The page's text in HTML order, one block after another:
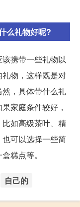
么礼物好呢?
携带一些礼物以
物，这样既是对
，具体带什么礼
家庭条件较好，
如高级茶叶、精
可以选择一些简
糕点等。
自己的